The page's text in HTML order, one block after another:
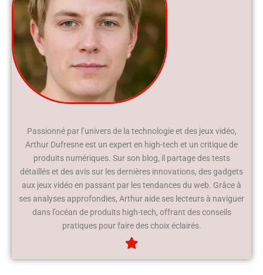
Passionné par l’univers de la technologie et des jeux vidéo,
Arthur Dufresne est un expert en high-tech et un critique de
produits numériques. Sur son blog, il partage des tests
détaillés et des avis sur les dernières innovations, des gadgets
aux jeux vidéo en passant par les tendances du web. Grâce à
ses analyses approfondies, Arthur aide ses lecteurs à naviguer
dans l’océan de produits high-tech, offrant des conseils
pratiques pour faire des choix éclairés.